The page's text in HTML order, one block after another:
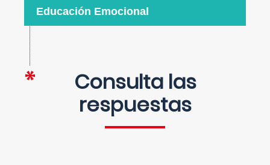
Educación Emocional
Consulta las
respuestas